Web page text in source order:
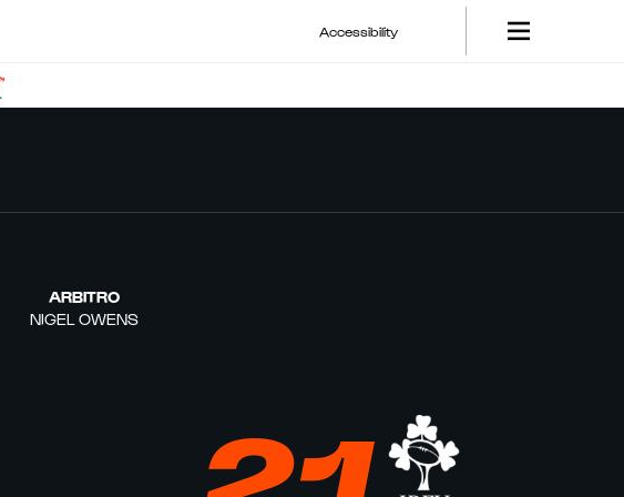
Accessibility
ARBITRO
NIGEL OWENS